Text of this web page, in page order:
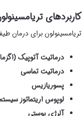
کاربردهای
تریامسینولون برای درمان
درماتیت آتوپیک
درماتیت تماسی
پسوریازیس
لوپوس اریتماتوز
آلرژی پوستی